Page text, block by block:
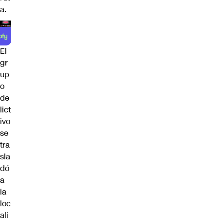
a.
El
gr
up
o
de
lict
ivo
se
tra
sla
dó
a
la
loc
ali